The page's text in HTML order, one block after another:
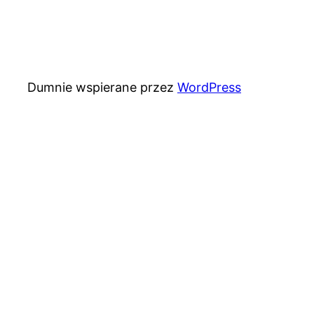
Dumnie wspierane przez WordPress